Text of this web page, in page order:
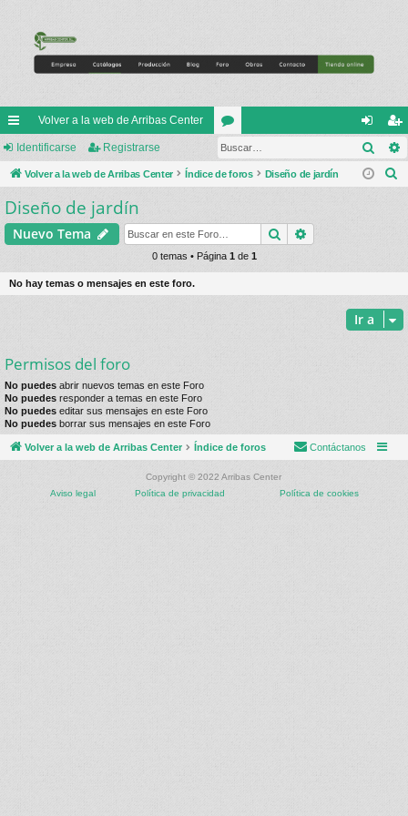
nl
ac
es
rá
do
Volver a la web de Arribas Center
or
os
de
nti
eg
ist
Identificarse Registrarse
Volver a la web de Arribas Center Índice de foros Diseño de jardín
r
Diseño de jardín
Nuevo Tema Buscar
0 temas • Página 1de 1
No hay temas o mensajes en este foro.
Ir a
Permisos del foro
No puedes abrir nuevos temas en este Foro
No puedes responder a temas en este Foro
No puedes editar sus mensajes en este Foro
No puedes borrar sus mensajes en este Foro
Volver a la web de Arribas Center Índice de foros Contáctanos
Copyright © 2022 Arribas Center
Aviso legal
Política de privacidad Política de cookies